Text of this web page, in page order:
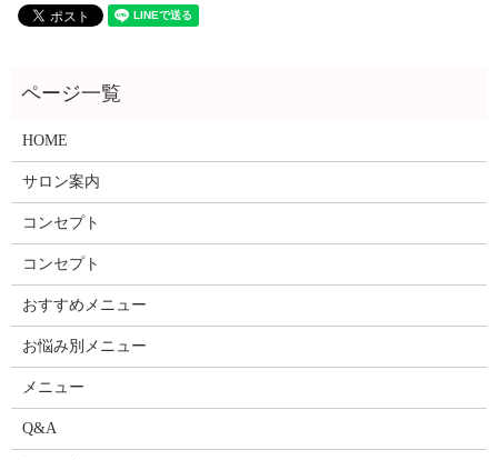
HOME
サロン案内
コンセプト
コンセプト
おすすめメニュー
お悩み別メニュー
メニュー
Q&A